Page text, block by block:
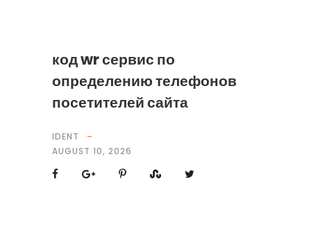
код wr сервис по
определению телефонов
посетителей сайта
IDENT
AUGUST 10, 2026